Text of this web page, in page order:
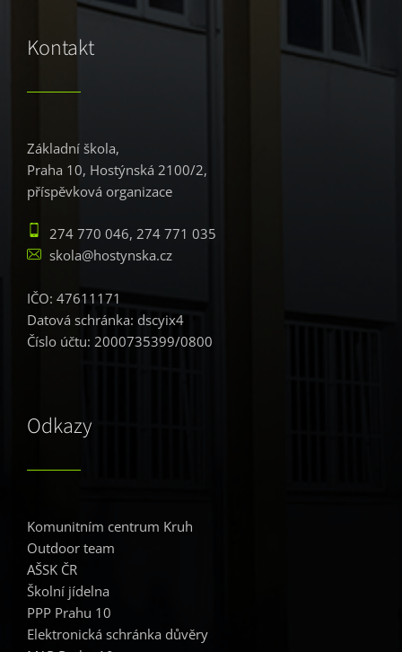
Kontakt
Základní škola,
Praha 10, Hostýnská 2100/2,
příspěvková organizace
274 770 046, 274 771 035
skola@hostynska.cz
IČO: 47611171
Datová schránka: dscyix4
Číslo účtu: 2000735399/0800
Odkazy
Komunitním centrum Kruh
Outdoor team
AŠSK ČR
Školní jídelna
PPP Prahu 10
Elektronická schránka důvěry